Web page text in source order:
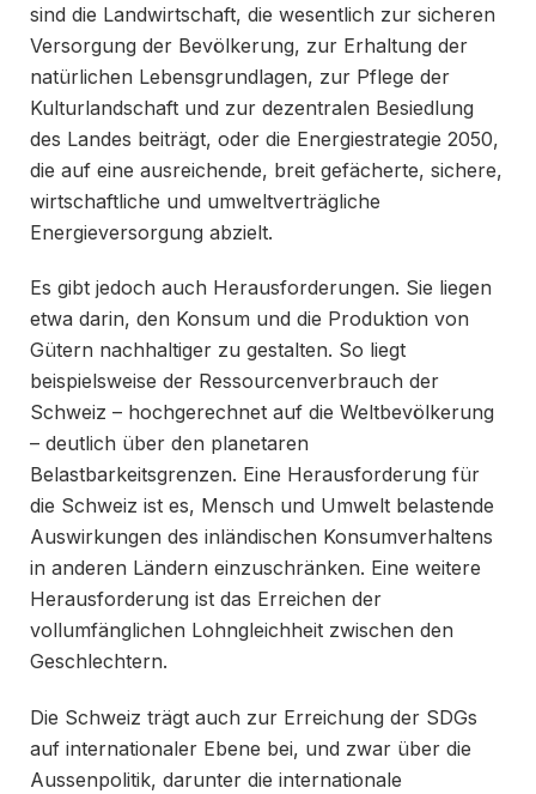
sind die Landwirtschaft, die wesentlich zur sicheren
Versorgung der Bevölkerung, zur Erhaltung der
natürlichen Lebensgrundlagen, zur Pflege der
Kulturlandschaft und zur dezentralen Besiedlung
des Landes beiträgt, oder die Energiestrategie 2050,
die auf eine ausreichende, breit gefächerte, sichere,
wirtschaftliche und umweltverträgliche
Energieversorgung abzielt.
Es gibt jedoch auch Herausforderungen. Sie liegen
etwa darin, den Konsum und die Produktion von
Gütern nachhaltiger zu gestalten. So liegt
beispielsweise der Ressourcenverbrauch der
Schweiz – hochgerechnet auf die Weltbevölkerung
– deutlich über den planetaren
Belastbarkeitsgrenzen. Eine Herausforderung für
die Schweiz ist es, Mensch und Umwelt belastende
Auswirkungen des inländischen Konsumverhaltens
in anderen Ländern einzuschränken. Eine weitere
Herausforderung ist das Erreichen der
vollumfänglichen Lohngleichheit zwischen den
Geschlechtern.
Die Schweiz trägt auch zur Erreichung der SDGs
auf internationaler Ebene bei, und zwar über die
Aussenpolitik, darunter die internationale